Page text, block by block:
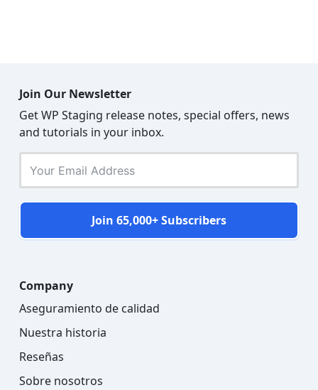
Join Our Newsletter
Get WP Staging release notes, special offers, news
and tutorials in your inbox.
Join 65,000+ Subscribers
Company
Aseguramiento de calidad
Nuestra historia
Reseñas
Sobre nosotros